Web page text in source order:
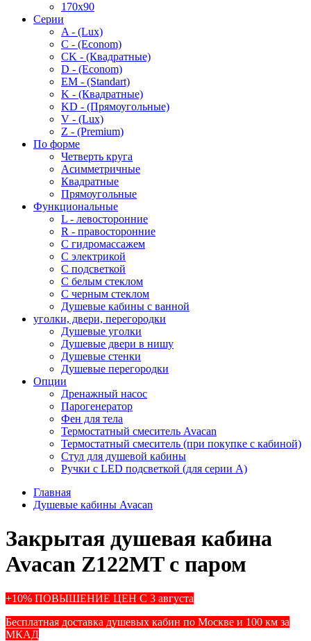
170x90
Серии
A - (Lux)
C - (Econom)
CK - (Квадратные)
D - (Econom)
EM - (Standart)
K - (Квадратные)
KD - (Прямоугольные)
V - (Lux)
Z - (Premium)
По форме
Четверть круга
Асимметричные
Квадратные
Прямоугольные
Функциональные
L - левосторонние
R - правосторонние
С гидромассажем
С электрикой
С подсветкой
С белым стеклом
С черным стеклом
Душевые кабины с ванной
уголки, двери, перегородки
Душевые уголки
Душевые двери в нишу
Душевые стенки
Душевые перегородки
Опции
Дренажный насос
Парогенератор
Фен для тела
Термостатный смеситель Avacan
Термостатный смеситель (при покупке с кабиной)
Стул для душевой кабины
Ручки с LED подсветкой (для серии A)
Главная
Душевые кабины Avacan
Закрытая душевая кабина
Avacan Z122MT с паром
+10% ПОВЫШЕНИЕ ЦЕН С 3 августа
Бесплатная доставка душевых кабин по Москве и 100 км за
МКАД